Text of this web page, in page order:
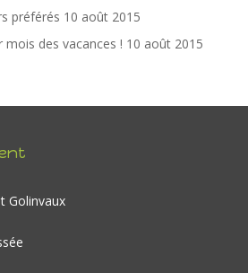
préférés 10 août 2015
des vacances ! 10 août 2015
Golinvaux